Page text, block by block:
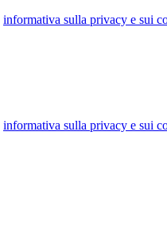
informativa sulla privacy e sui
informativa sulla privacy e sui